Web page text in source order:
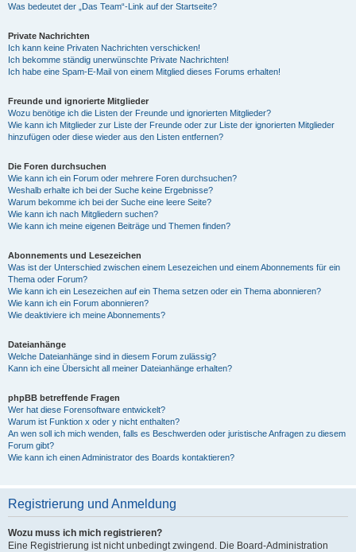
Was bedeutet der „Das Team“-Link auf der Startseite?
Private Nachrichten
Ich kann keine Privaten Nachrichten verschicken!
Ich bekomme ständig unerwünschte Private Nachrichten!
Ich habe eine Spam-E-Mail von einem Mitglied dieses Forums erhalten!
Freunde und ignorierte Mitglieder
Wozu benötige ich die Listen der Freunde und ignorierten Mitglieder?
Wie kann ich Mitglieder zur Liste der Freunde oder zur Liste der ignorierten Mitglieder
hinzufügen oder diese wieder aus den Listen entfernen?
Die Foren durchsuchen
Wie kann ich ein Forum oder mehrere Foren durchsuchen?
Weshalb erhalte ich bei der Suche keine Ergebnisse?
Warum bekomme ich bei der Suche eine leere Seite?
Wie kann ich nach Mitgliedern suchen?
Wie kann ich meine eigenen Beiträge und Themen finden?
Abonnements und Lesezeichen
Was ist der Unterschied zwischen einem Lesezeichen und einem Abonnements für ein
Thema oder Forum?
Wie kann ich ein Lesezeichen auf ein Thema setzen oder ein Thema abonnieren?
Wie kann ich ein Forum abonnieren?
Wie deaktiviere ich meine Abonnements?
Dateianhänge
Welche Dateianhänge sind in diesem Forum zulässig?
Kann ich eine Übersicht all meiner Dateianhänge erhalten?
phpBB betreffende Fragen
Wer hat diese Forensoftware entwickelt?
Warum ist Funktion x oder y nicht enthalten?
An wen soll ich mich wenden, falls es Beschwerden oder juristische Anfragen zu diesem
Forum gibt?
Wie kann ich einen Administrator des Boards kontaktieren?
Registrierung und Anmeldung
Wozu muss ich mich registrieren?
Eine Registrierung ist nicht unbedingt zwingend. Die Board-Administration